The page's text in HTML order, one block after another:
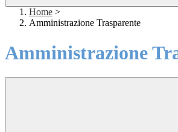
Home >
Amministrazione Trasparente
Amministrazione